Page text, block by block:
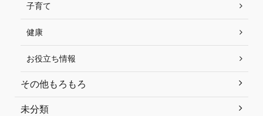
子育て
健康
お役立ち情報
その他もろもろ
未分類